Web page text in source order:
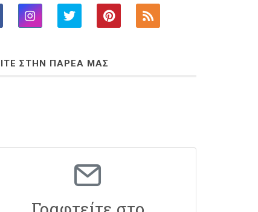
ΣΤΗΝ ΠΑΡΕΑ ΜΑΣ